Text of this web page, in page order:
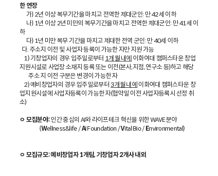
한 연장
가) 2년 이상 복무기간을 마치고 전역한 제대군인: 만 42세 이하
나) 1년 이상 2년 미만의 복무기간을 마치고 전역한 제대군인: 만 41세 이
하
다) 1년 미만 복무 기간을 마치고 제대한 전역 군인: 만 40세 이하
다. 주소지 이전 및 사업자 등록이 가능한 자만 지원 가능
1) 기창업자의 경우 입주일로부터 1개월 내에 이화여대 캠퍼스타운 창업
지원시설로 사업장 소재지 등록 또는 이전(본사, 지점, 연구소 등)하고 해당
주소 지 이전 구분은 변경이 가능한 자
2) 예비창업자의 경우 입주일로부터 3개월 내에 이화여대 캠퍼스타운 창
업지원시설에 사업자등록이 가능한 자(협약일 이전 사업자등록시 선정 취
소)
ㅇ 모집분야:인간 중심의 AI와 라이프테크 혁신을 위한 WAVE 분야
(Wellness&life /AI Foundation /Vital Bio /Environmental)
ㅇ 모집규모: 예비창업자 1개팀, 기창업자 2개사 내외